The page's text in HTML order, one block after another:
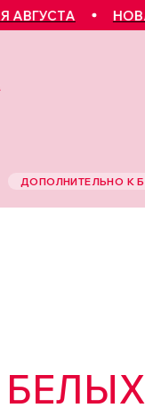
НОВАЯ
ДОПОЛНИТЕЛЬНО К
БЕЛЫХ